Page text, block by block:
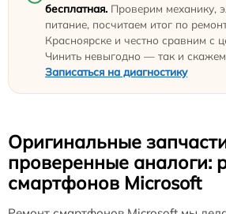
бесплатная. Проверим механику,
питание, посчитаем итог по
Красноярске и честно сравним с
Чинить невыгодно — так и
Записаться на диагностику
Оригинальные
проверенные аналоги:
смартфонов Microsoft